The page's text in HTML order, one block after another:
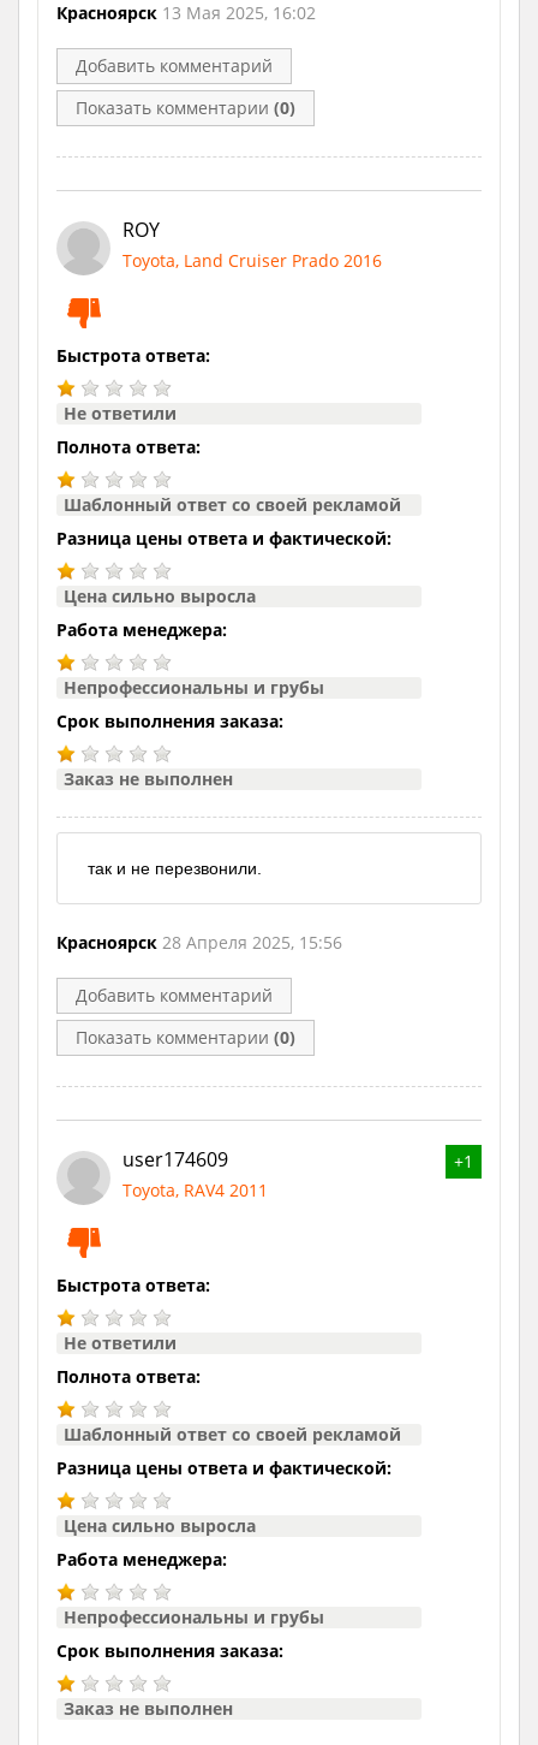
Красноярск 13 Мая 2025, 16:02
Добавить комментарий
Показать комментарии (0)
ROY
Toyota, Land Cruiser Prado 2016
Быстрота ответа:
Не ответили
Полнота ответа:
Шаблонный ответ со своей рекламой
Разница цены ответа и фактической:
Цена сильно выросла
Работа менеджера:
Непрофессиональны и грубы
Срок выполнения заказа:
Заказ не выполнен
так и не перезвонили.
Красноярск 28 Апреля 2025, 15:56
Добавить комментарий
Показать комментарии (0)
+1
user174609
Toyota, RAV4 2011
Быстрота ответа:
Не ответили
Полнота ответа:
Шаблонный ответ со своей рекламой
Разница цены ответа и фактической:
Цена сильно выросла
Работа менеджера:
Непрофессиональны и грубы
Срок выполнения заказа:
Заказ не выполнен